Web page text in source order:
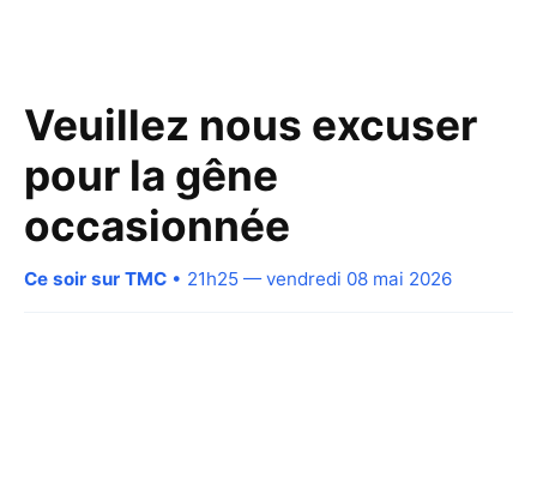
Veuillez nous excuser
pour la gêne
occasionnée
Ce soir sur TMC • 21h25 — vendredi 08 mai 2026